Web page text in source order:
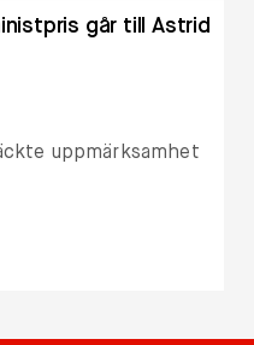
går till Astrid
uppmärksamhet